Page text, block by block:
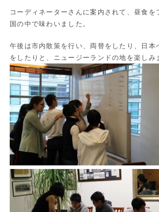
コーディネーターさんに案内されて、昼食を
国の中で味わいました。
午後は市内散策を行い、両替をしたり、日本
をしたりと、ニュージーランドの地を楽しみ